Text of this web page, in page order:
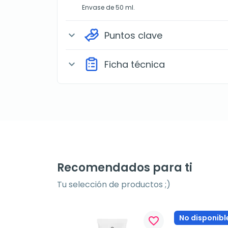
Envase de 50 ml.
expand_more Puntos clave
expand_more Ficha técnica
Recomendados para ti
Tu selección de productos ;)
favorite_border No